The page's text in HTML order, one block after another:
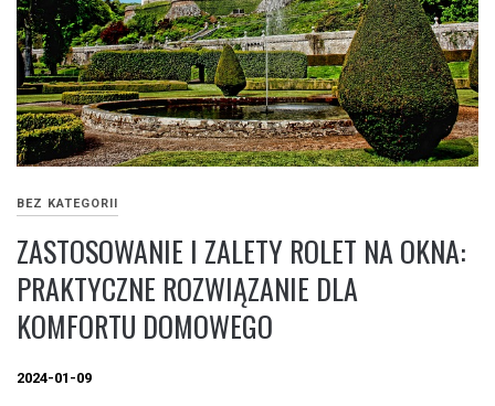
BEZ KATEGORII
ZASTOSOWANIE I ZALETY ROLET NA OKNA:
PRAKTYCZNE ROZWIĄZANIE DLA
KOMFORTU DOMOWEGO
2024-01-09